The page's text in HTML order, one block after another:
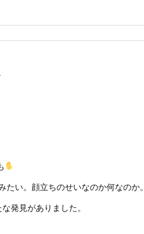
い。顔立ちのせいなのか何なのか
発見がありました。